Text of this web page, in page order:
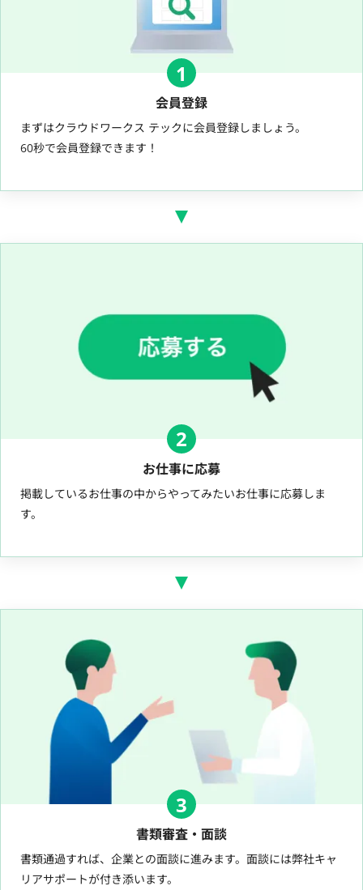
1
会員登録
まずはクラウドワークス テックに会員登録しましょう。
60秒で会員登録できます！
2
お仕事に応募
掲載しているお仕事の中からやってみたいお仕事に応募しま
す。
3
書類審査・面談
書類通過すれば、企業との面談に進みます。面談には弊社キャ
リアサポートが付き添います。